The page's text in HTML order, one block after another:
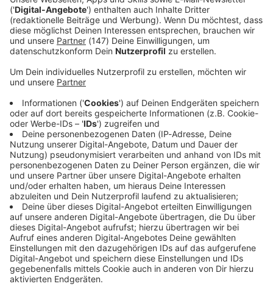
Immer auf dem Laufenden
bleiben!
Verpass' nichts mehr - mit unserem kostenlosen